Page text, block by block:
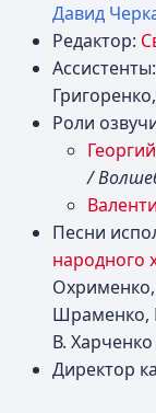
Давид
Редактор:
Роли
/
Песни
народного
Шраменко,
В. Харченко
Директор